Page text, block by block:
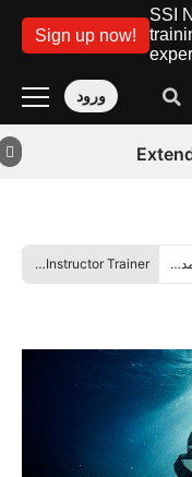
SSI
Sign up now!
ورود
غواصی مدار باز Extended Range Instructor Trainer